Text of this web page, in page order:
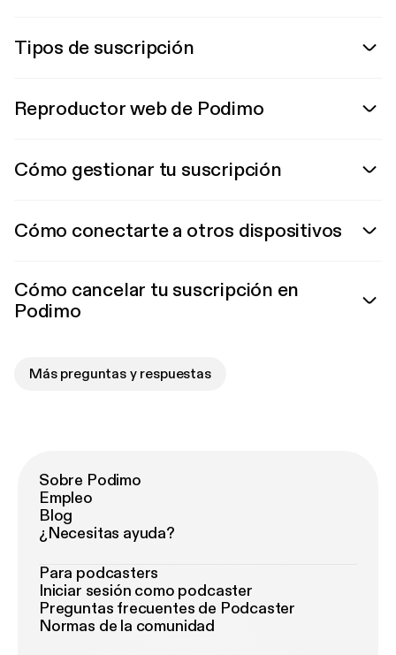
Tipos de suscripción
Reproductor web de Podimo
Cómo gestionar tu suscripción
Cómo conectarte a otros dispositivos
Cómo cancelar tu suscripción en
Podimo
Más preguntas y respuestas
Sobre Podimo
Empleo
Blog
¿Necesitas ayuda?
Para podcasters
Iniciar sesión como podcaster
Preguntas frecuentes de Podcaster
Normas de la comunidad